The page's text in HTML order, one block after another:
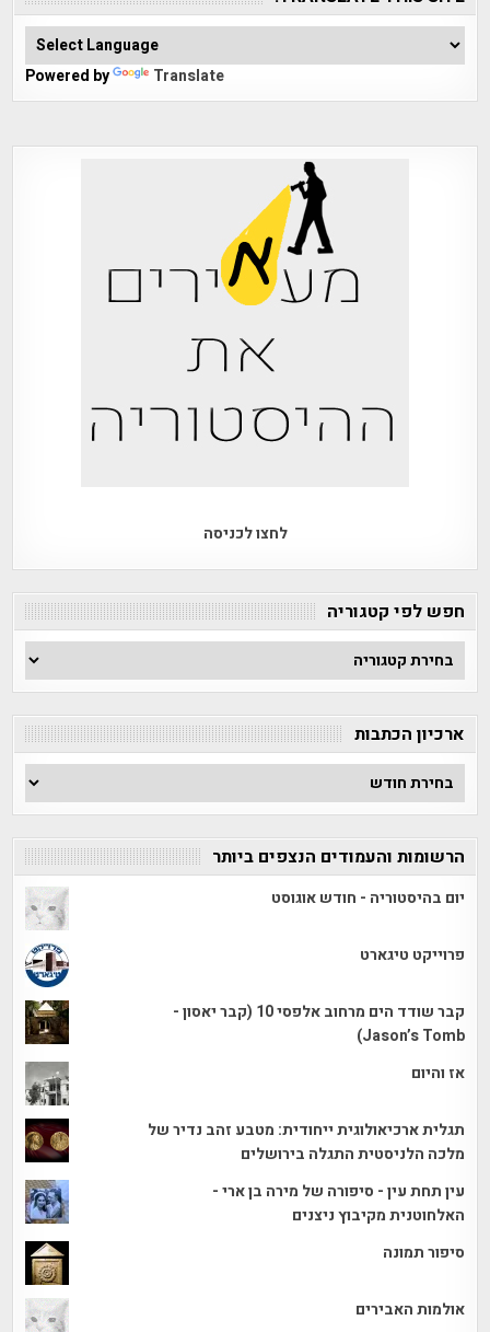
Powered by Translate
לחצו לכניסה
חפש לפי קטגוריה
חפש
לפי
קטגוריה
ארכיון הכתבות
ארכיון
הכתבות
הרשומות והעמודים הנצפים ביותר
יום בהיסטוריה - חודש אוגוסט
פרוייקט טיגארט
קבר שודד הים מרחוב אלפסי 10 (קבר יאסון -
Jason’s Tomb)
אז והיום
תגלית ארכיאולוגית ייחודית: מטבע זהב נדיר של
מלכה הלניסטית התגלה בירושלים
עין תחת עין - סיפורה של מירה בן ארי -
האלחוטנית מקיבוץ ניצנים
סיפור תמונה
אולמות האבירים